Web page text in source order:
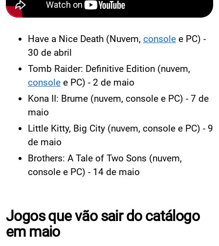
Have a Nice Death (Nuvem, console e PC) -
30 de abril
Tomb Raider: Definitive Edition (nuvem,
console e PC) - 2 de maio
Kona II: Brume (nuvem, console e PC) - 7 de
maio
Little Kitty, Big City (nuvem, console e PC) - 9
de maio
Brothers: A Tale of Two Sons (nuvem,
console e PC) - 14 de maio
Jogos que vão sair do catálogo
em maio